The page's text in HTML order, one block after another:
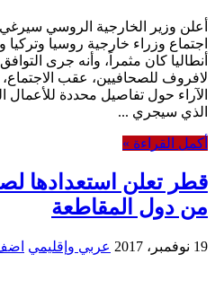
أعلن وزير الخارجية الروسي سيرغي
اجتماع وزراء خارجية روسيا وتركيا
أنطاليا كان مثمراً، وأنه جرى
لافروف للصحافيين، عقب الاجتماع،
الآراء حول تفاصيل محددة للأعمال
الذي سيجري ...
أكمل القراءة »
قطر تعلن استعدادها
من دول المقاطعة
19 نوفمبر، 2017 عربي وإقليمي